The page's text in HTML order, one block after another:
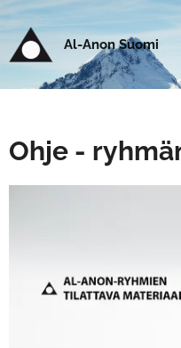
Al-Anon Suomi
Ohje -